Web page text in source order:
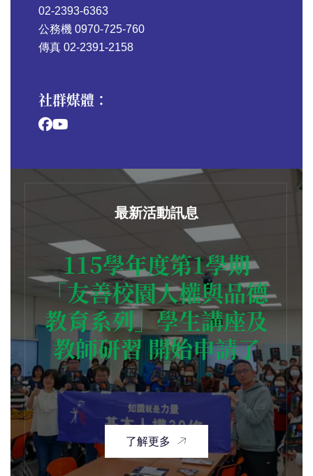
02-2393-6363
公務機 0970-725-760
傳真 02-2391-2158
社群媒體：
最新活動訊息
115學年度第1學期
「友善校園人權與品德
教育系列」學生講座及
教師研習 開始申請了
了解更多